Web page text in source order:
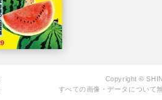
Copyright ©
すべての画像・データについて